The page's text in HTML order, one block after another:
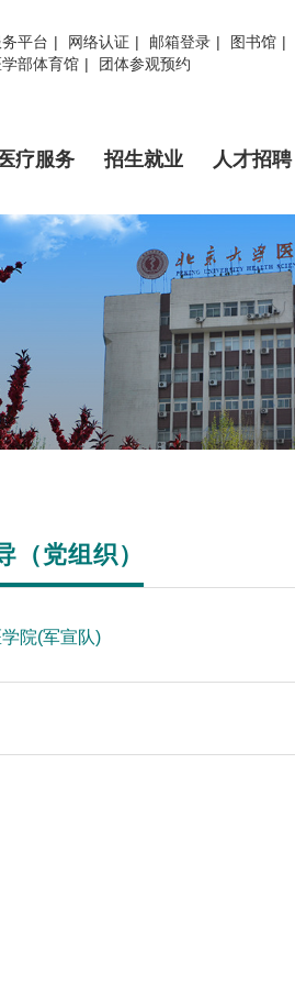
平台 | 网络认证 | 邮箱登录 | 图书馆 |
学部体育馆 | 团体参观预约
医疗服务 招生就业 人才招聘
（党组织）
院(军宣队)